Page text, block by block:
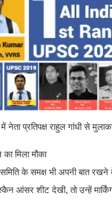
प्रतिपक्ष राहुल गांधी से
मिला मौका
के समक्ष भी अपनी बात रखने के
आंसर शीट देखी, तो उन्हें